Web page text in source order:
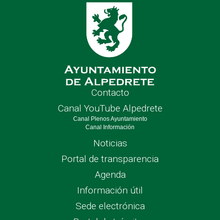
Contacto
Canal YouTube Alpedrete
Canal Plenos Ayuntamiento
Canal Información
Noticias
Portal de transparencia
Agenda
Información útil
Sede electrónica